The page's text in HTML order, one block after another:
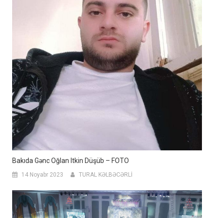
Bakıda Gənc Oğlan Itkin Düşüb – FOTO
14 Noyabr 2023 TURAL KƏLBƏCƏRLİ